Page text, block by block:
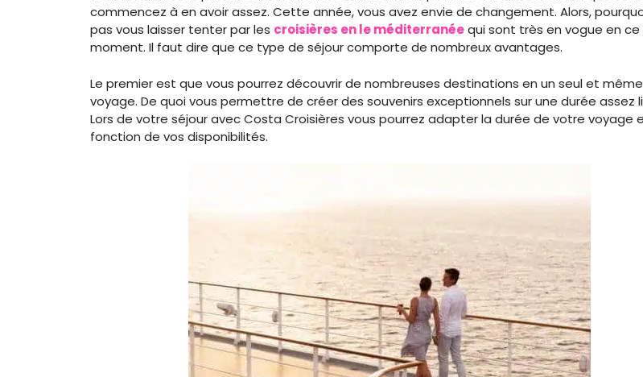
commencez à en avoir assez. Cette année, vous avez envie de changement. Alors,
pas vous laisser tenter par les croisières en le méditerranéequi sont très en vogue en ce
moment. Il faut dire que ce type de séjour comporte de nombreux avantages.
Le premier est que vous pourrez découvrir de nombreuses destinations en un seul et même
voyage. De quoi vous permettre de créer des souvenirs exceptionnels sur une durée assez
Lors de votre séjour avec Costa Croisières vous pourrez adapter la durée de votre voyage
fonction de vos disponibilités.